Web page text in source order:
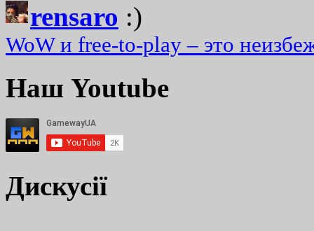
rensaro :)
WoW и free-to-play – это
Наш Youtube
Дискусії